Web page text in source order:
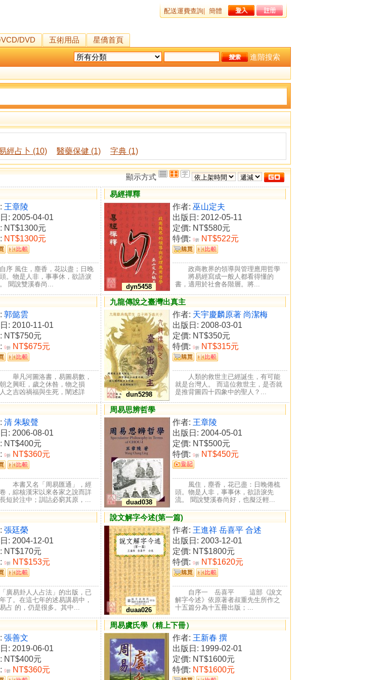
配送運費查詢 簡體
DVD 五術用品
星僑首頁
進階搜索
經占卜 (10) 醫藥保健 (1) 字典 (1)
顯示方式
王章陵
: 2005-04-01
NT$1300元
NT$1300元
自序 風住，塵香，花以盡；日晚
。物是人非，事事休，欲語淚
聞說雙溪春尚...
易經禪釋
dyn5458
作者: 巫山定夫
出版日: 2012-05-11
定價: NT$580元
特價: 9折 NT$522元
政商教界的領導與管理應用哲學
將易經寫成一般人都看得懂的
書，適用於社會各階層。將...
郭懿雲
: 2010-11-01
NT$750元
9折 NT$675元
舉凡河圖洛書，易圖易數，
之興旺，歲之休咎，物之損
之吉凶禍福與生死，闡述詳
九龍傳說之臺灣出真主
dun5298
作者: 天宇慶麟原著 尚潔梅
出版日: 2008-03-01
定價: NT$350元
特價: 9折 NT$315元
人類的救世主已經誕生，有可能
就是台灣人。 而這位救世主，是否就
是推背圖四十四象中的聖人？...
清 朱駿聲
: 2006-08-01
NT$400元
9折 NT$360元
本書又名「周易匯通」，經
，綜核漢宋以來各家之說而詳
短於注中；訓詁必窮其原，...
周易思辨哲學
duad038
作者: 王章陵
出版日: 2004-05-01
定價: NT$500元
特價: 9折 NT$450元
風住，塵香，花已盡：日晚倦梳
頭。物是人非，事事休，欲語淚先
流。 聞說雙溪春尚好，也擬泛輕...
張廷榮
: 2004-12-01
NT$170元
9折 NT$153元
「廣易卦人人占法」的出版，已
了。在這七年的述易講易中，
占 的，仍是很多。其中...
說文解字今述(第一篇)
duaa026
作者: 王進祥 岳喜平 合述
出版日: 2003-12-01
定價: NT$1800元
特價: 9折 NT$1620元
自序一 岳喜平 這部《說文
解字今述》依原著者叔重先生所作之
十五篇分為十五冊出版；...
張善文
: 2019-06-01
NT$400元
9折 NT$360元
周易虞氏學（精上下冊）
作者: 王新春 撰
出版日: 1999-02-01
定價: NT$1600元
特價: NT$1600元